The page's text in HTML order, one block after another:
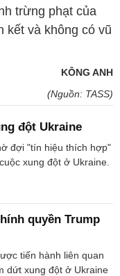
trừng phạt của
kết và không có vũ
KÔNG ANH
(Nguồn: TASS)
đột Ukraine
đợi "tín hiệu thích hợp"
xung đột ở Ukraine.
quyền Trump
tiến hành liên quan
dứt xung đột ở Ukraine